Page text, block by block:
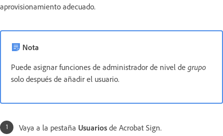
aprovisionamiento adecuado.
Nota
Puede asignar funciones de administrador de nivel de grupo
solo después de añadir el usuario.
Vaya a la pestaña Usuarios de Acrobat Sign.